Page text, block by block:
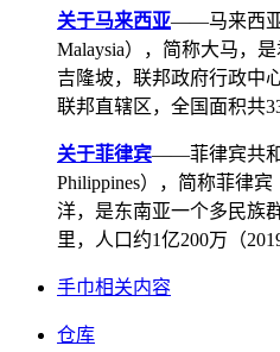
关于马来西亚——马来西亚
Malaysia），简称大马，
吉隆坡，联邦政府行政中
联邦直辖区，全国面积共
关于菲律宾——菲律宾共和
Philippines），简称菲律
洋，是东南亚一个多民族
里，人口约1亿200万（
手巾相关内容
仓库